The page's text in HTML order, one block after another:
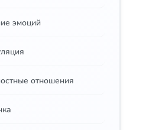
эмоций
отношения